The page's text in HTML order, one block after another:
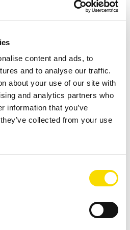
content and ads, to
and to analyse our traffic.
about your use of our site with
and analytics partners who
information that you’ve
collected from your use
Mientras que una línea
separar los metales de una
partículas más pequeñas, de
y se introducen en el proceso
utiliza un total de 10
sensores STEINERT, 6
férricos y 2 electroimanes.
es la recuperación de
La línea de fracción pesada